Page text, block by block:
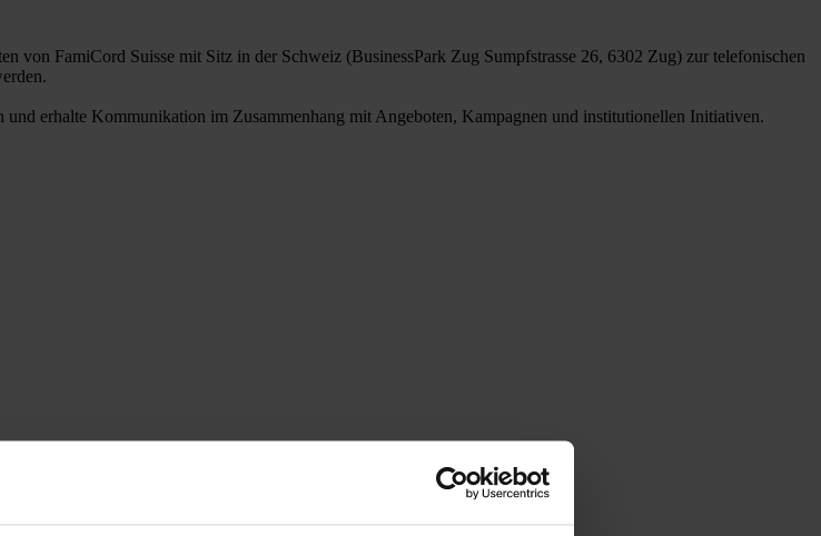
von FamiCord Suisse mit Sitz in der Schweiz (BusinessPark Zug Sumpfstrasse 26, 6302 Zug) zur telefonischen
erhalte Kommunikation im Zusammenhang mit Angeboten, Kampagnen und institutionellen Initiativen.